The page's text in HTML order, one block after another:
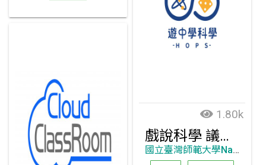
1.80k
戲說科學 議題桌遊
國立臺灣師範大學National Taiwan Normal University